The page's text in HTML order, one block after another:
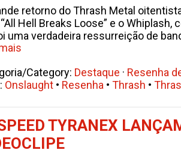
retorno do Thrash Metal
Hell Breaks Loose” e o
uma verdadeira ressurreição de
Category: Destaque · Resenha
Onslaught • Resenha • Thrash •
TYRANEX